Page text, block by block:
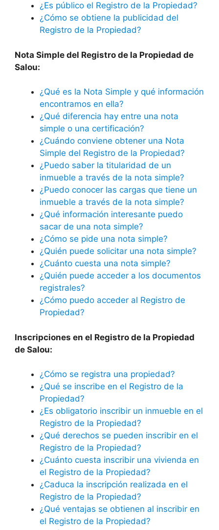
¿Es público el Registro de la Propiedad?
¿Cómo se obtiene la publicidad del
Registro de la Propiedad?
Nota Simple del Registro de la Propiedad de
Salou:
¿Qué es la Nota Simple y qué información
encontramos en ella?
¿Qué diferencia hay entre una nota
simple o una certificación?
¿Cuándo conviene obtener una Nota
Simple del Registro de la Propiedad?
¿Puedo saber la titularidad de un
inmueble a través de la nota simple?
¿Puedo conocer las cargas que tiene un
inmueble a través de la nota simple?
¿Qué información interesante puedo
sacar de una nota simple?
¿Cómo se pide una nota simple?
¿Quién puede solicitar una nota simple?
¿Cuánto cuesta una nota simple?
¿Quién puede acceder a los documentos
registrales?
¿Cómo puedo acceder al Registro de
Propiedad?
Inscripciones en el Registro de la Propiedad
de Salou:
¿Cómo se registra una propiedad?
¿Qué se inscribe en el Registro de la
Propiedad?
¿Es obligatorio inscribir un inmueble en el
Registro de la Propiedad?
¿Qué derechos se pueden inscribir en el
Registro de la Propiedad?
¿Cuánto cuesta inscribir una vivienda en
el Registro de la Propiedad?
¿Caduca la inscripción realizada en el
Registro de la Propiedad?
¿Qué ventajas se obtienen al inscribir en
el Registro de la Propiedad?